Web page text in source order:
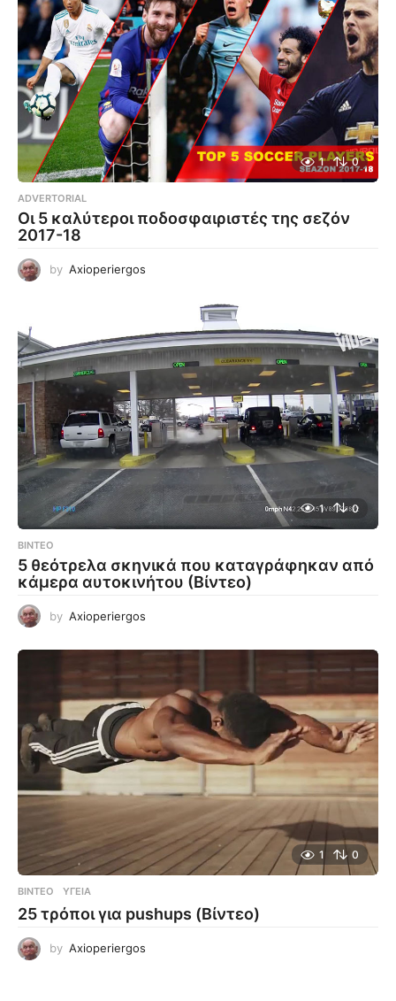
1 0
ADVERTORIAL
Οι 5 καλύτεροι ποδοσφαιριστές της σεζόν
2017-18
by Axioperiergos
1 0
ΒΊΝΤΕΟ
5 θεότρελα σκηνικά που καταγράφηκαν από
κάμερα αυτοκινήτου (Βίντεο)
by Axioperiergos
1 0
ΒΊΝΤΕΟ ΥΓΕΊΑ
25 τρόποι για pushups (Βίντεο)
by Axioperiergos